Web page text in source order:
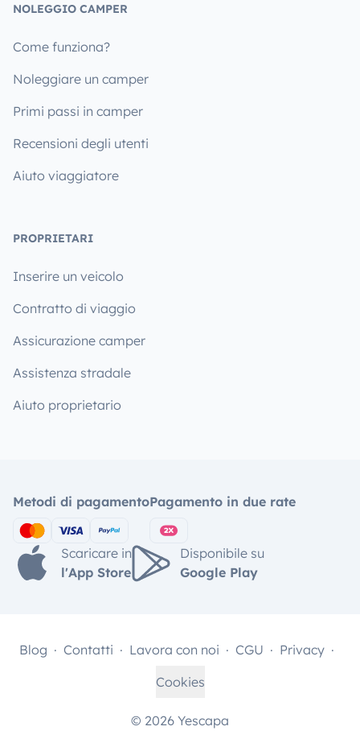
NOLEGGIO CAMPER
Come funziona?
Noleggiare un camper
Primi passi in camper
Recensioni degli utenti
Aiuto viaggiatore
PROPRIETARI
Inserire un veicolo
Contratto di viaggio
Assicurazione camper
Assistenza stradale
Aiuto proprietario
Metodi di pagamentoPagamento in due rate
Scaricare in
l'App Store
Disponibile su
Google Play
© 2026 Yescapa
Blog Contatti Lavora con noi CGU
Privacy
Cookies